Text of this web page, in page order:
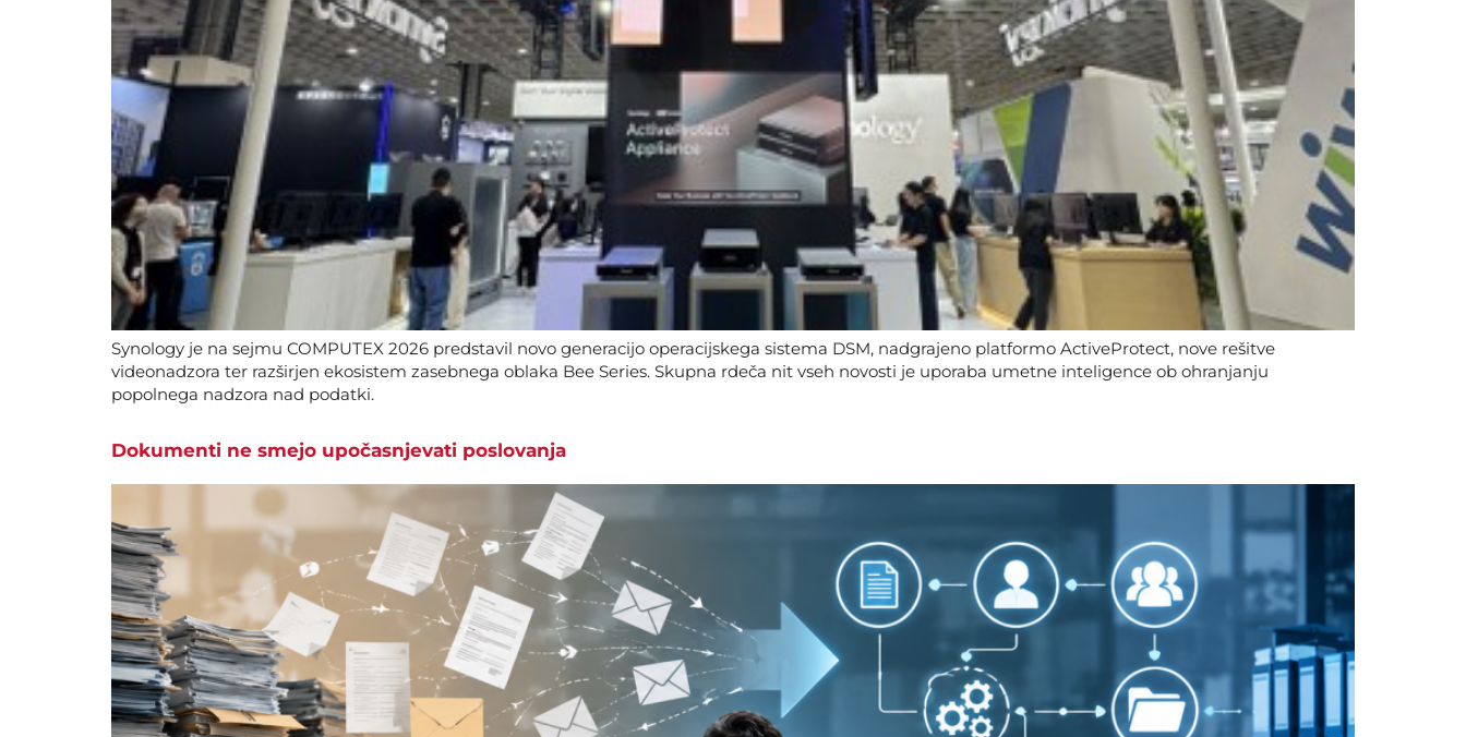
Synology je na sejmu COMPUTEX 2026 predstavil novo generacijo operacijskega sistema DSM, nadgrajeno platformo ActiveProtect, nove rešitve
videonadzora ter razširjen ekosistem zasebnega oblaka Bee Series. Skupna rdeča nit vseh novosti je uporaba umetne inteligence ob ohranjanju
popolnega nadzora nad podatki.
Dokumenti ne smejo upočasnjevati poslovanja